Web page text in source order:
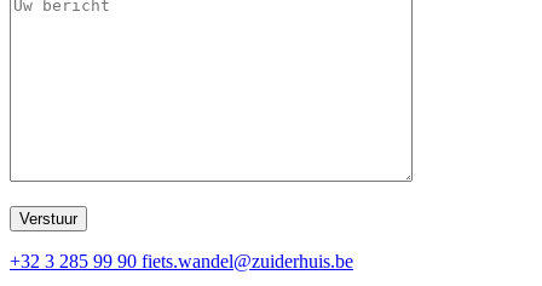
+32 3 285 99 90 fiets.wandel@zuiderhuis.be